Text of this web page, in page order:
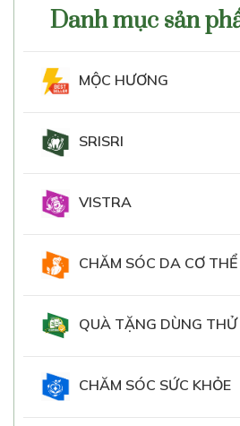
Danh mục sản
MỘC HƯƠNG
SRISRI
VISTRA
CHĂM SÓC DA CƠ THỂ
QUÀ TẶNG DÙNG THỬ
CHĂM SÓC SỨC KHỎE